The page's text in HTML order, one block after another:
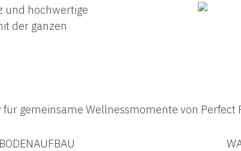
und hochwertige
der ganzen
BODENAUFBAU